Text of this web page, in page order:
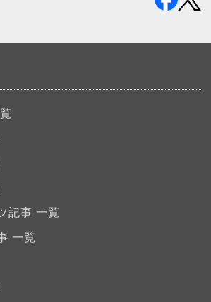
記事 一覧
一覧